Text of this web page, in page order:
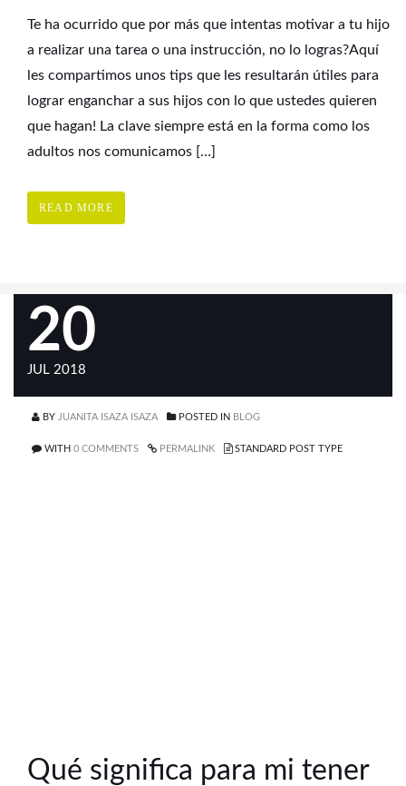
Te ha ocurrido que por más que intentas motivar a tu hijo
a realizar una tarea o una instrucción, no lo logras?Aquí
les compartimos unos tips que les resultarán útiles para
lograr enganchar a sus hijos con lo que ustedes quieren
que hagan! La clave siempre está en la forma como los
adultos nos comunicamos […]
READ MORE
20
JUL 2018
BY JUANITA ISAZA ISAZA POSTED IN BLOG
WITH 0 COMMENTS PERMALINK STANDARD POST TYPE
Qué significa para mi tener